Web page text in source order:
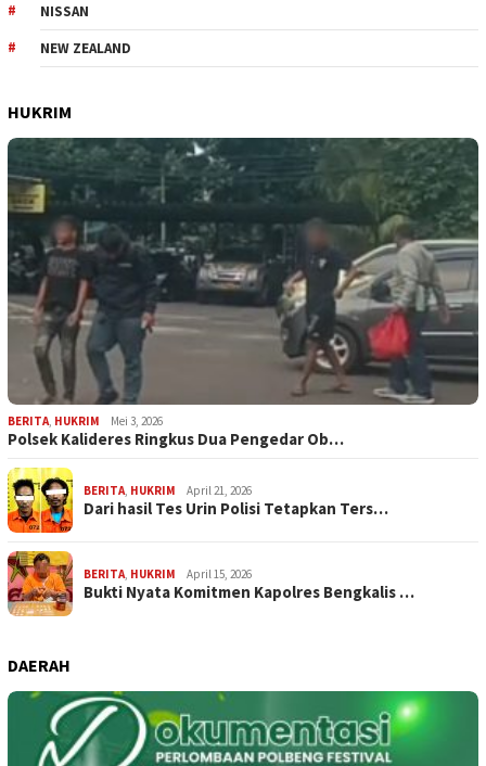
NISSAN
NEW ZEALAND
HUKRIM
BERITA HUKRIM Mei 3, 2026
Polsek Kalideres Ringkus Dua Pengedar Ob…
BERITA HUKRIM April 21, 2026
Dari hasil Tes Urin Polisi Tetapkan Ters…
BERITA HUKRIM April 15, 2026
Bukti Nyata Komitmen Kapolres Bengkalis …
DAERAH